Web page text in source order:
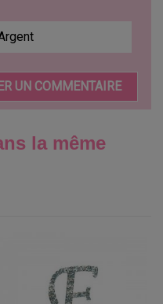
UN COMMENTAIRE
la même